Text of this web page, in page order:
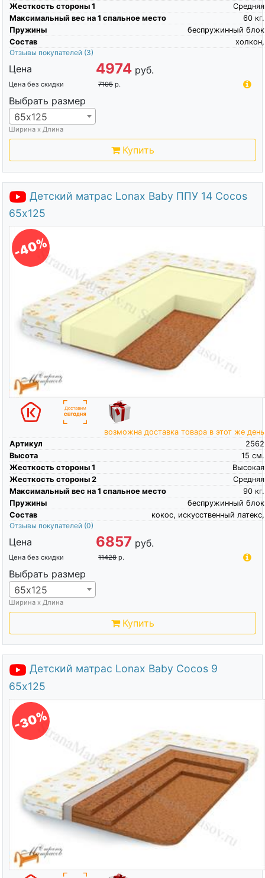
Жесткость стороны 1
Средняя
Максимальный вес на 1 спальное место
кг.
60
Пружины
беспружинный блок
Состав
холкон,
Отзывы покупателей (3)
Цена 4974 руб.
Цена без скидки 7105 р.
Выбрать размер
65х125
Ширина х Длина
Купить
Детский матрас Lonax Baby ППУ 14 Cocos
65х125
-40%
возможна доставка товара в этот же день
Артикул
2562
Высота
см.
15
Жесткость стороны 1
Высокая
Жесткость стороны 2
Средняя
Максимальный вес на 1 спальное место
кг.
90
Пружины
беспружинный блок
Состав
кокос, искусственный латекс,
Отзывы покупателей (0)
Цена 6857 руб.
Цена без скидки 11428 р.
Выбрать размер
65х125
Ширина х Длина
Купить
Детский матрас Lonax Baby Cocos 9
65х125
-30%